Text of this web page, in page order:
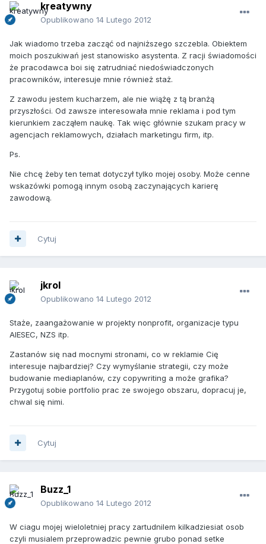
kreatywny
Opublikowano 14 Lutego 2012
Jak wiadomo trzeba zacząć od najniższego szczebla. Obiektem
moich poszukiwań jest stanowisko asystenta. Z racji świadomości
że pracodawca boi się zatrudniać niedoświadczonych
pracowników, interesuje mnie również staż.
Z zawodu jestem kucharzem, ale nie wiążę z tą branżą
przyszłości. Od zawsze interesowała mnie reklama i pod tym
kierunkiem zacząłem naukę. Tak więc głównie szukam pracy w
agencjach reklamowych, działach marketingu firm, itp.
Ps.
Nie chcę żeby ten temat dotyczył tylko mojej osoby. Może cenne
wskazówki pomogą innym osobą zaczynających karierę
zawodową.
Cytuj
jkrol
Opublikowano 14 Lutego 2012
Staże, zaangażowanie w projekty nonprofit, organizacje typu
AIESEC, NZS itp.
Zastanów się nad mocnymi stronami, co w reklamie Cię
interesuje najbardziej? Czy wymyślanie strategii, czy może
budowanie mediaplanów, czy copywriting a może grafika?
Przygotuj sobie portfolio prac ze swojego obszaru, dopracuj je,
chwal się nimi.
Cytuj
Buzz_1
Opublikowano 14 Lutego 2012
W ciagu mojej wieloletniej pracy zartudnilem kilkadziesiat osob
czyli musialem przeprowadzic pewnie grubo ponad setke